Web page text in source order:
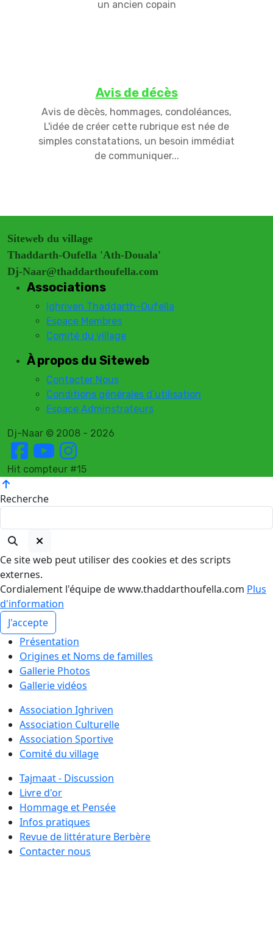
un ancien copain
Avis de décès
Avis de dècès, hommages, condoléances,
L'idée de créer cette rubrique est née de
simples constatations, un besoin immédiat
de communiquer...
Siteweb du village
Thaddarth-Oufella 'Ath-Douala'
Dj-Naar@thaddarthoufella.com
Associations
Ighriven Thaddarth-Oufella
Espace Membres
Comité du village
À propos du Siteweb
Contacter Nous
Conditions générales d’utilisation
Espace Adminstrateurs
Dj-Naar © 2008 - 2026
Hit compteur #15
Recherche
Ce site web peut utiliser des cookies et des scripts
externes.
Cordialement l'équipe de www.thaddarthoufella.com Plus
d'information
J'accepte
Présentation
Origines et Noms de familles
Gallerie Photos
Gallerie vidéos
Association Ighriven
Association Culturelle
Association Sportive
Comité du village
Tajmaat - Discussion
Livre d'or
Hommage et Pensée
Infos pratiques
Revue de littérature Berbère
Contacter nous